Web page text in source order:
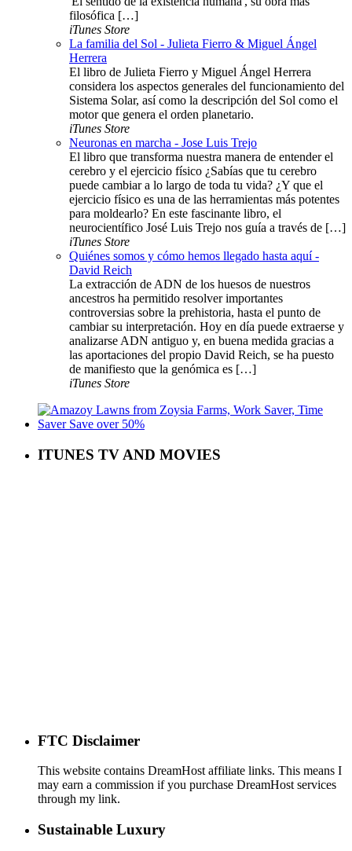
filosófica […]
iTunes Store
La familia del Sol - Julieta Fierro & Miguel Ángel
Herrera
El libro de Julieta Fierro y Miguel Ángel Herrera
considera los aspectos generales del funcionamiento del
Sistema Solar, así como la descripción del Sol como el
motor que genera el orden planetario.
iTunes Store
Neuronas en marcha - Jose Luis Trejo
El libro que transforma nuestra manera de entender el
cerebro y el ejercicio físico ¿Sabías que tu cerebro
puede cambiar a lo largo de toda tu vida? ¿Y que el
ejercicio físico es una de las herramientas más potentes
para moldearlo? En este fascinante libro, el
neurocientífico José Luis Trejo nos guía a través de […]
iTunes Store
Quiénes somos y cómo hemos llegado hasta aquí -
David Reich
La extracción de ADN de los huesos de nuestros
ancestros ha permitido resolver importantes
controversias sobre la prehistoria, hasta el punto de
cambiar su interpretación. Hoy en día puede extraerse y
analizarse ADN antiguo y, en buena medida gracias a
las aportaciones del propio David Reich, se ha puesto
de manifiesto que la genómica es […]
iTunes Store
ITUNES TV AND MOVIES
FTC Disclaimer
This website contains DreamHost affiliate links. This means I
may earn a commission if you purchase DreamHost services
through my link.
Sustainable Luxury